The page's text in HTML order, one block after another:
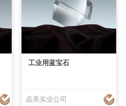
工业用蓝宝石
晶美实业公司